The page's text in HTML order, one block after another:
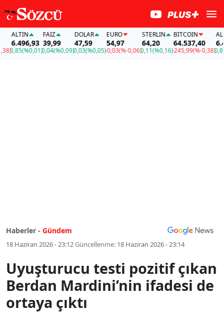
ALTIN
6.496,93
0,85(%0,01)
FAİZ
39,99
0,04(%0,09)
DOLAR
47,59
0,03(%0,05)
EURO
54,97
-0,03(%-0,06)
STERLIN
64,20
0,11(%0,16)
BITCOIN
64.537,40
-245,99(%-0,38)0,85
Haberler - Gündem
18 Haziran 2026 - 23:12Güncellenme: 18 Haziran 2026 - 23:14
Uyuşturucu testi pozitif çıkan
Berdan Mardini’nin ifadesi de
ortaya çıktı